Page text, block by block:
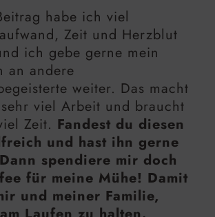
habe ich viel
Zeit und Herzblut
ich gebe gerne mein
an andere
weiter. Das macht
viel Arbeit und braucht
Zeit. Fandest du diesen
und hast ihn gerne
spendiere mir doch
für meine Mühe! Damit
und meiner Familie,